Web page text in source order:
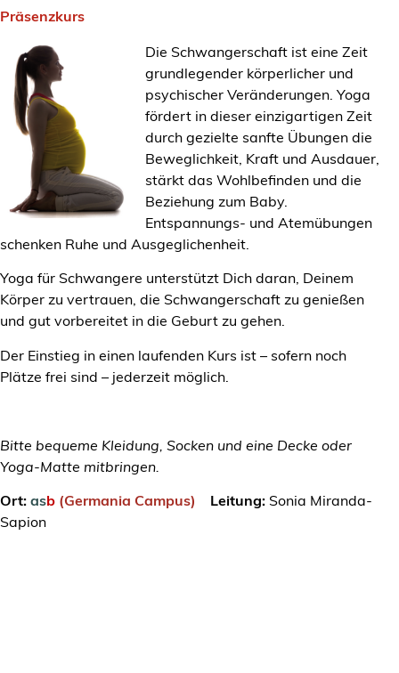
Präsenzkurs
Die Schwangerschaft ist eine Zeit
grundlegender körperlicher und
psychischer Veränderungen. Yoga
fördert in dieser einzigartigen Zeit
durch gezielte sanfte Übungen die
Beweglichkeit, Kraft und Ausdauer,
stärkt das Wohlbefinden und die
Beziehung zum Baby.
Entspannungs- und Atemübungen
schenken Ruhe und Ausgeglichenheit.
Yoga für Schwangere unterstützt Dich daran, Deinem
Körper zu vertrauen, die Schwangerschaft zu genießen
und gut vorbereitet in die Geburt zu gehen.
Der Einstieg in einen laufenden Kurs ist – sofern noch
Plätze frei sind – jederzeit möglich.
Bitte bequeme Kleidung, Socken und eine Decke oder
Yoga-Matte mitbringen.
Ort: asb (Germania Campus) Leitung: Sonia Miranda-
Sapion